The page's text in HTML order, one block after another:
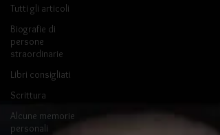
Tutti gli articoli
Biografie di
persone
straordinarie
Libri consigliati
Scrittura
Alcune memorie
personali